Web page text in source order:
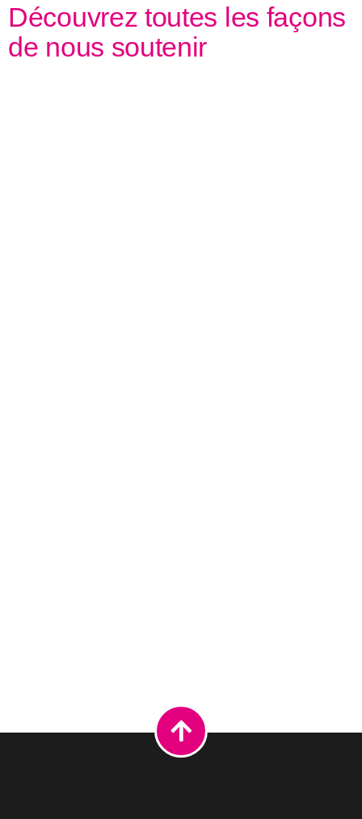
Découvrez toutes les façons
de nous soutenir